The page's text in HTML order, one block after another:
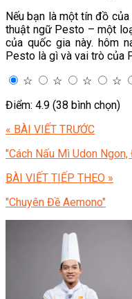
Nếu bạn là một tín đồ
thuật ngữ Pesto – một
của quốc gia này. hôm
Pesto là gì và vai trò của
☆
☆ ☆ ☆
Điểm: 4.9 (38 bình chọn)
« BÀI VIẾT TRƯỚC
"Cách Nấu Mì Udon
BÀI VIẾT TIẾP THEO »
"Chuyên Đề Aemono"